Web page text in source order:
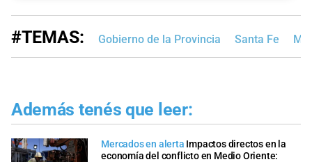
#TEMAS: Gobierno de la Provincia Santa Fe
Además tenés que leer:
Mercados en alerta Impactos directos en la
economía del conflicto en Medio Oriente: